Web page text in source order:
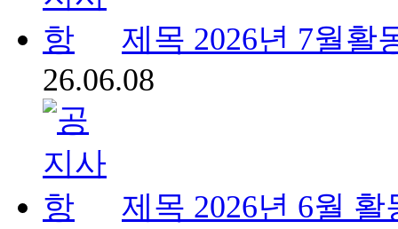
제목 2026년 7월활
26.06.08
제목 2026년 6월 활